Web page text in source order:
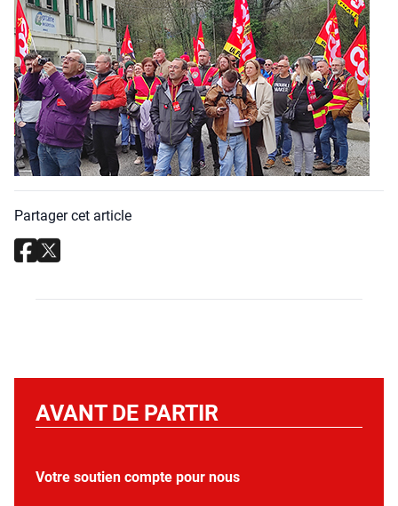
Partager cet article
AVANT DE PARTIR
Votre soutien compte pour nous